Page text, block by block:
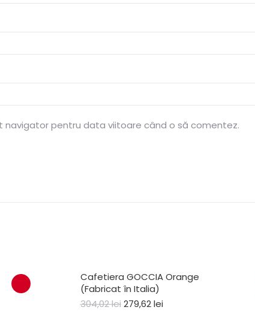
navigator pentru data viitoare când o să comentez.
Cafetiera GOCCIA Orange
(Fabricat în Italia)
304,02lei 279,62lei